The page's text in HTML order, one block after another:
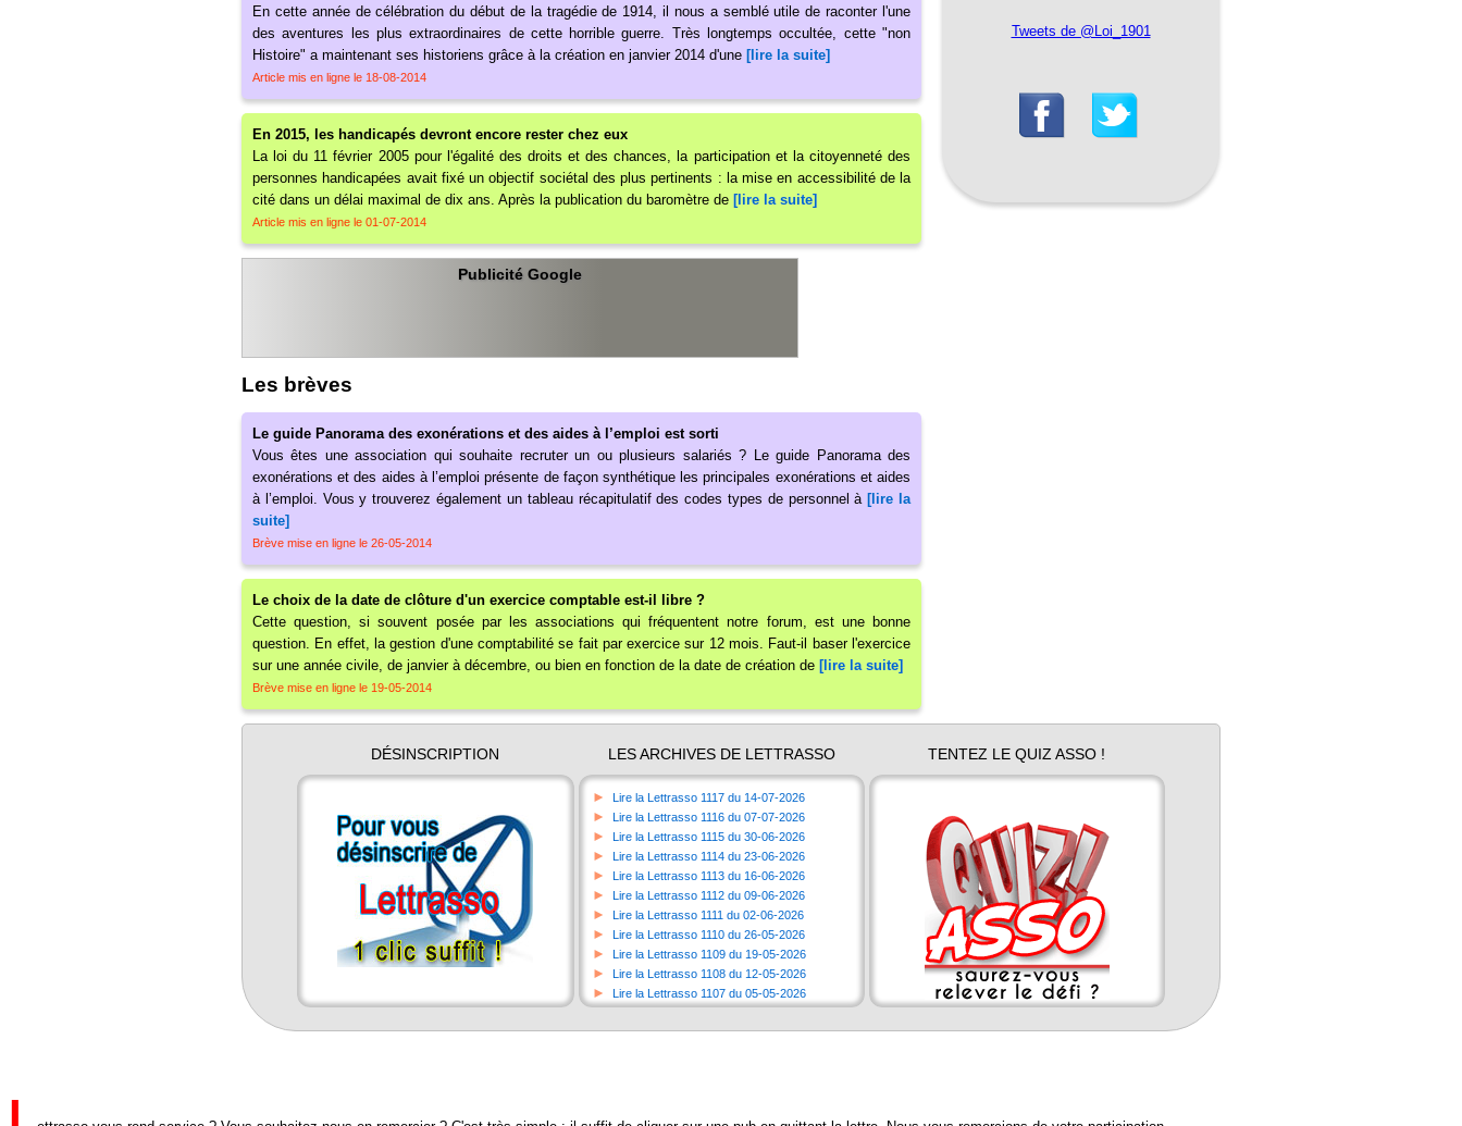
En cette année de célébration du début de la tragédie de 1914, il nous a semblé utile de raconter l'une
des aventures les plus extraordinaires de cette horrible guerre. Très longtemps occultée, cette "non
Histoire" a maintenant ses historiens grâce à la création en janvier 2014 d'une [lire la suite]
Article mis en ligne le 18-08-2014
En 2015, les handicapés devront encore rester chez eux
La loi du 11 février 2005 pour l'égalité des droits et des chances, la participation et la citoyenneté des
personnes handicapées avait fixé un objectif sociétal des plus pertinents : la mise en accessibilité de la
cité dans un délai maximal de dix ans. Après la publication du baromètre de [lire la suite]
Article mis en ligne le 01-07-2014
Publicité Google
Les brèves
Le guide Panorama des exonérations et des aides à l’emploi est sorti
Vous êtes une association qui souhaite recruter un ou plusieurs salariés ? Le guide Panorama des
exonérations et des aides à l’emploi présente de façon synthétique les principales exonérations et aides
à l’emploi. Vous y trouverez également un tableau récapitulatif des codes types de personnel à [lire la
suite]
Brève mise en ligne le 26-05-2014
Le choix de la date de clôture d'un exercice comptable est-il libre ?
Cette question, si souvent posée par les associations qui fréquentent notre forum, est une bonne
question. En effet, la gestion d'une comptabilité se fait par exercice sur 12 mois. Faut-il baser l'exercice
sur une année civile, de janvier à décembre, ou bien en fonction de la date de création de [lire la suite]
Brève mise en ligne le 19-05-2014
Tweets de @Loi_1901
DÉSINSCRIPTION LES ARCHIVES DE LETTRASSO
► Lire la Lettrasso 1117 du 14-07-2026
► Lire la Lettrasso 1116 du 07-07-2026
► Lire la Lettrasso 1115 du 30-06-2026
► Lire la Lettrasso 1114 du 23-06-2026
► Lire la Lettrasso 1113 du 16-06-2026
► Lire la Lettrasso 1112 du 09-06-2026
► Lire la Lettrasso 1111 du 02-06-2026
► Lire la Lettrasso 1110 du 26-05-2026
► Lire la Lettrasso 1109 du 19-05-2026
► Lire la Lettrasso 1108 du 12-05-2026
► Lire la Lettrasso 1107 du 05-05-2026
►
► Lire la Lettrasso 1105 du 21-04-2026
TENTEZ LE QUIZ ASSO !